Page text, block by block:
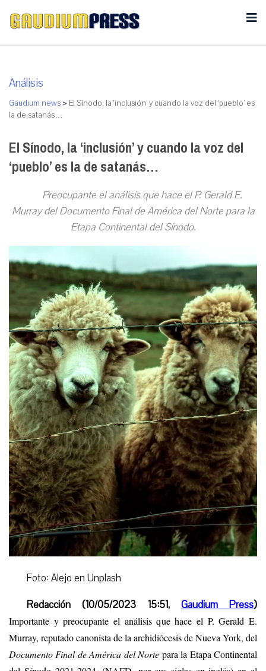
Análisis
Gaudium news > El Sínodo, la ‘inclusión’ y cuando la voz del ‘pueblo’ es
la de satanás…
El Sínodo, la ‘inclusión’ y cuando la voz del
‘pueblo’ es la de satanás…
Preocupante el análisis que hace el P. Gerald E.
Murray del Documento Final de América del Norte para la
Etapa Continental del Sínodo.
Foto: Alejo en Unplash
Redacción (10/05/2023 15:51, Gaudium Press)
Importante y preocupante el análisis que hace el P. Gerald E.
Murray, reputado canonista de la archidiócesis de Nueva York, del
Documento Final de América del Norte para la Etapa Continental